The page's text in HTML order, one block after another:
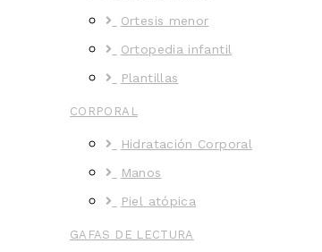
Ortesis menor
Ortopedia infantil
Plantillas
CORPORAL
Hidratación Corporal
Manos
Piel atópica
GAFAS DE LECTURA